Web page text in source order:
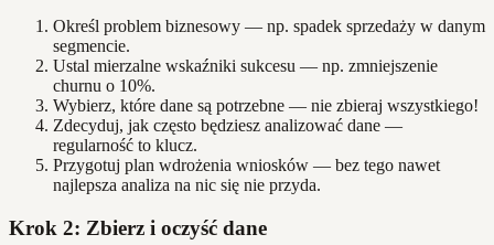
Określ problem biznesowy — np. spadek sprzedaży w danym
segmencie.
Ustal mierzalne wskaźniki sukcesu — np. zmniejszenie
churnu o 10%.
Wybierz, które dane są potrzebne — nie zbieraj wszystkiego!
Zdecyduj, jak często będziesz analizować dane —
regularność to klucz.
Przygotuj plan wdrożenia wniosków — bez tego nawet
najlepsza analiza na nic się nie przyda.
Krok 2: Zbierz i oczyść dane